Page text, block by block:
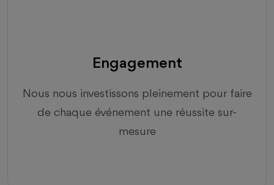
Engagement
Nous nous investissons pleinement pour faire
de chaque événement une réussite sur-
mesure